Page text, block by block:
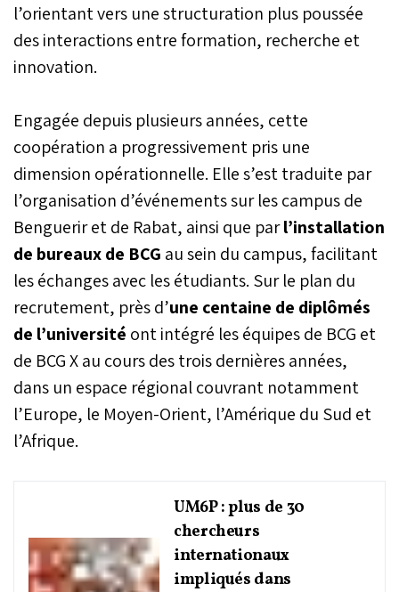
l’orientant vers une structuration plus poussée
des interactions entre formation, recherche et
innovation.
Engagée depuis plusieurs années, cette
coopération a progressivement pris une
dimension opérationnelle. Elle s’est traduite par
l’organisation d’événements sur les campus de
Benguerir et de Rabat, ainsi que parl’installation
de bureaux de BCG au sein du campus, facilitant
les échanges avec les étudiants. Sur le plan du
recrutement, près d’une centaine de diplômés
de l’université ont intégré les équipes de BCG et
de BCG X au cours des trois dernières années,
dans un espace régional couvrant notamment
l’Europe, le Moyen-Orient, l’Amérique du Sud et
l’Afrique.
UM6P : plus de 30
chercheurs
internationaux
impliqués dans